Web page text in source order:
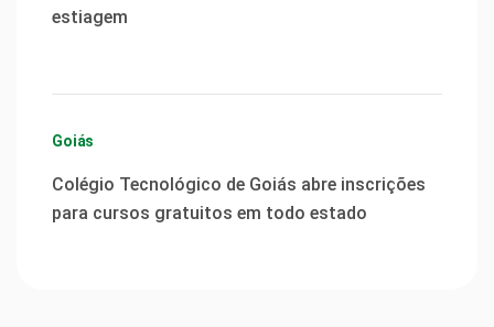
estiagem
Goiás
Colégio Tecnológico de Goiás abre inscrições
para cursos gratuitos em todo estado